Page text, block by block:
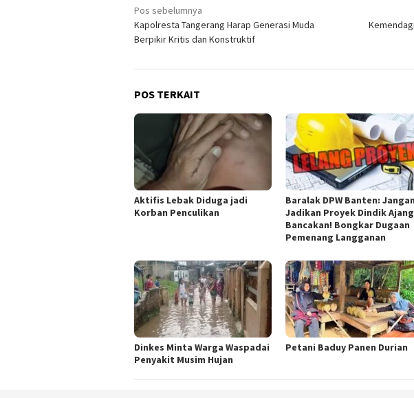
Navigasi
pos
Pos sebelumnya
Kapolresta Tangerang Harap Generasi Muda
Berpikir Kritis dan Konstruktif
POS TERKAIT
Aktifis Lebak Diduga jadi
Korban Penculikan
Baralak DPW Banten: Jangan
Jadikan Proyek Dindik Ajang
Bancakan! Bongkar Dugaan
Pemenang Langganan
Dinkes Minta Warga Waspadai
Penyakit Musim Hujan
Petani Baduy Panen Durian